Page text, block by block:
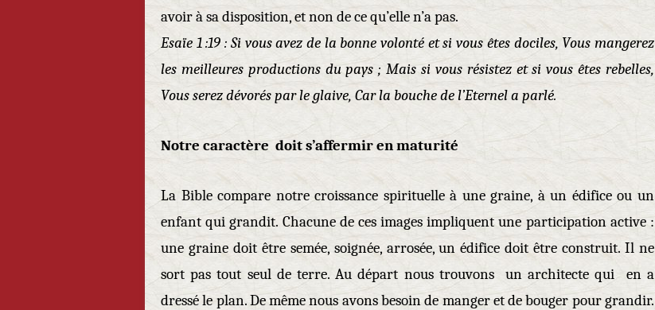
avoir à sa disposition, et non de ce qu’elle n’a pas.
Esaïe 1 :19 : Si vous avez de la bonne volonté et si vous êtes dociles, Vous mangerez
les meilleures productions du pays ; Mais si vous résistez et si vous êtes rebelles,
Vous serez dévorés par le glaive, Car la bouche de l’Eternel a parlé.
Notre caractère doit s’affermir en maturité
La Bible compare notre croissance spirituelle à une graine, à un édifice ou un
enfant qui grandit. Chacune de ces images impliquent une participation active :
une graine doit être semée, soignée, arrosée, un édifice doit être construit. Il ne
sort pas tout seul de terre. Au départ nous trouvons un architecte qui en a
dressé le plan. De même nous avons besoin de manger et de bouger pour grandir.